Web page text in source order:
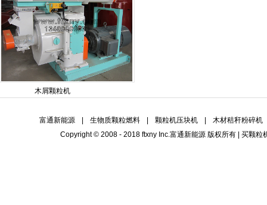
木屑颗粒机
富通新能源 生物质颗粒燃料 颗粒机压块机
木材秸秆粉碎机
Copyright © 2008 - 2018 ftxny Inc.富通新能源版权所有 | 买颗粒